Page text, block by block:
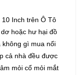
Inch trên Ô Tô
hoặc hư hại đồ
không gì mua nổi
cả nhà đều được
mỏi cổ mỏi mắt